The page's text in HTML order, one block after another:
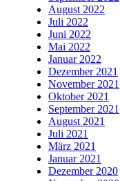
August 2022
Juli 2022
Juni 2022
Mai 2022
Januar 2022
Dezember 2021
November 2021
Oktober 2021
September 2021
August 2021
Juli 2021
März 2021
Januar 2021
Dezember 2020